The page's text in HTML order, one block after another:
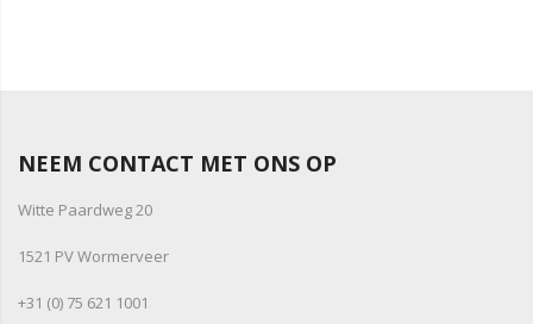
NEEM CONTACT MET ONS OP
Witte Paardweg 20
1521 PV Wormerveer
+31 (0) 75 621 1001